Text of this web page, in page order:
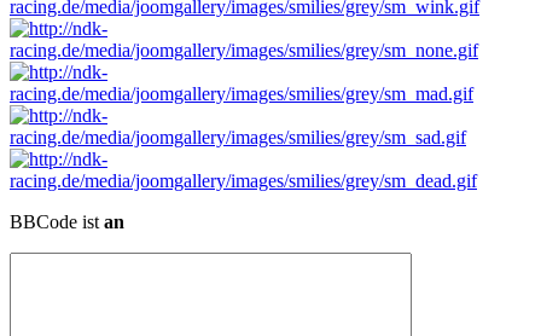
BBCode ist an